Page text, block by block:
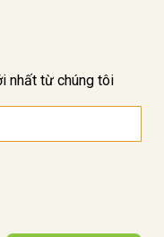
nhất từ chúng tôi